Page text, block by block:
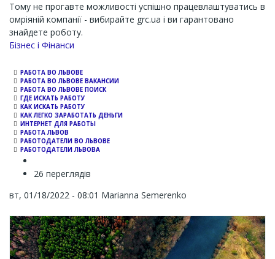
Тому не прогавте можливості успішно працевлаштуватись в
омріяній компанії - вибирайте grc.ua і ви гарантовано
знайдете роботу.
Channel
Бізнес і Фінанси
РАБОТА ВО ЛЬВОВЕ
РАБОТА ВО ЛЬВОВЕ ВАКАНСИИ
РАБОТА ВО ЛЬВОВЕ ПОИСК
ГДЕ ИСКАТЬ РАБОТУ
КАК ИСКАТЬ РАБОТУ
КАК ЛЕГКО ЗАРАБОТАТЬ ДЕНЬГИ
ИНТЕРНЕТ ДЛЯ РАБОТЫ
РАБОТА ЛЬВОВ
РАБОТОДАТЕЛИ ВО ЛЬВОВЕ
РАБОТОДАТЕЛИ ЛЬВОВА
26 переглядів
вт, 01/18/2022 - 08:01 Marianna Semerenko